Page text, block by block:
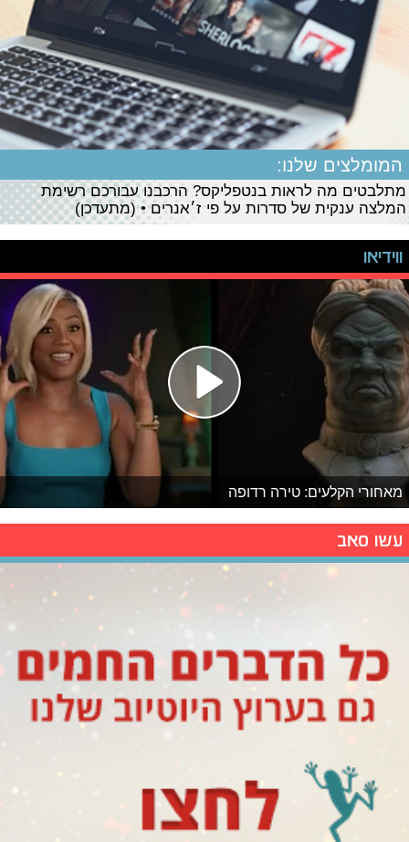
המומלצים שלנו:
מתלבטים מה לראות בנטפליקס? הרכבנו עבורכם רשימת
המלצה ענקית של סדרות על פי ז׳אנרים • (מתעדכן)
ווידיאו
מאחורי הקלעים: טירה רדופה
עשו סאב